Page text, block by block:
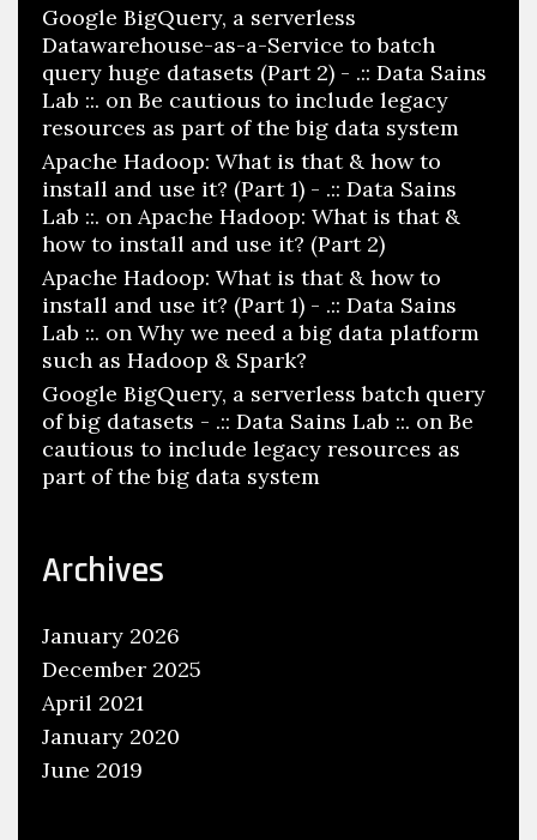
Google BigQuery, a serverless
Datawarehouse-as-a-Service to batch
query huge datasets (Part 2) - .:: Data Sains
Lab ::. on Be cautious to include legacy
resources as part of the big data system
Apache Hadoop: What is that & how to
install and use it? (Part 1) - .:: Data Sains
Lab ::. on Apache Hadoop: What is that &
how to install and use it? (Part 2)
Apache Hadoop: What is that & how to
install and use it? (Part 1) - .:: Data Sains
Lab ::. on Why we need a big data platform
such as Hadoop & Spark?
Google BigQuery, a serverless batch query
of big datasets - .:: Data Sains Lab ::. on Be
cautious to include legacy resources as
part of the big data system
Archives
January 2026
December 2025
April 2021
January 2020
June 2019